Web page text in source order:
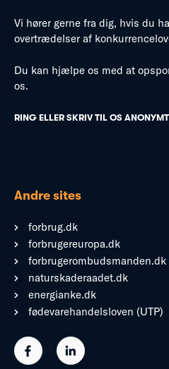
Vi hører gerne fra dig, hvis du
overtrædelser af
Du kan hjælpe os med at
os.
RING ELLER SKRIV TIL OS ANONYMT
Andre sites
forbrug.dk
forbrugereuropa.dk
forbrugerombudsmanden.dk
naturskaderaadet.dk
energianke.dk
fødevarehandelsloven (UTP)